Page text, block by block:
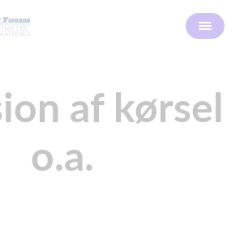
af kørsel
o.a.